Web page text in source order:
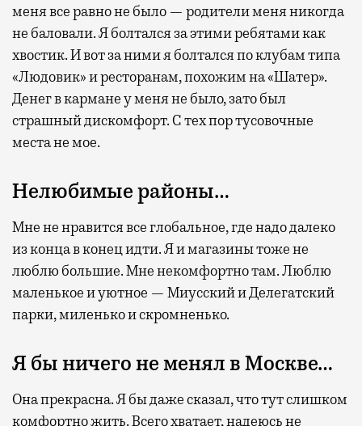
меня все равно не было — родители меня никогда
не баловали. Я болтался за этими ребятами как
хвостик. И вот за ними я болтался по клубам типа
«Людовик» и ресторанам, похожим на «Шатер».
Денег в кармане у меня не было, зато был
страшный дискомфорт. С тех пор тусовочные
места не мое.
Нелюбимые районы…
Мне не нравится все глобальное, где надо далеко
из конца в конец идти. Я и магазины тоже не
люблю большие. Мне некомфортно там. Люблю
маленькое и уютное — Миусский и Делегатский
парки, миленько и скромненько.
Я бы ничего не менял в Москве…
Она прекрасна. Я бы даже сказал, что тут слишком
комфортно жить. Всего хватает, надеюсь не